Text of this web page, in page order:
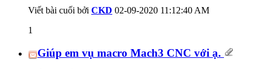
Viết bài cuối bởi CKD 02-09-2020 11:12:40 AM
1
Giúp em vụ macro Mach3 CNC với ạ.